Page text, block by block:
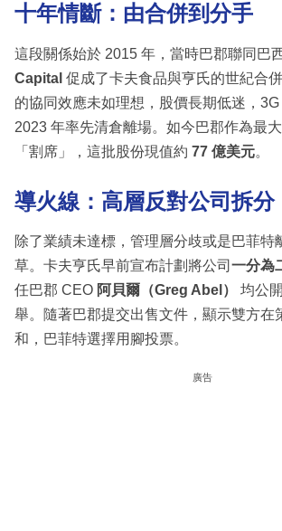
十年情斷：由合併到分手
這段關係始於 2015 年，當時巴郡聯同巴
Capital 促成了卡夫食品與亨氏的世紀合
的協同效應未如理想，股價長期低迷，
2023 年率先清倉離場。如今巴郡作為最
「割席」，這批股份現值約 77 億美元。
導火線：高層反對公司拆分
除了業績未達標，管理層分歧或是巴菲特
草。卡夫亨氏早前宣布計劃將公司 一分為
任巴郡 CEO 阿貝爾（Greg Abel） 均公
舉。隨著巴郡提交出售文件，顯示雙方在
和，巴菲特選擇用腳投票。
廣告